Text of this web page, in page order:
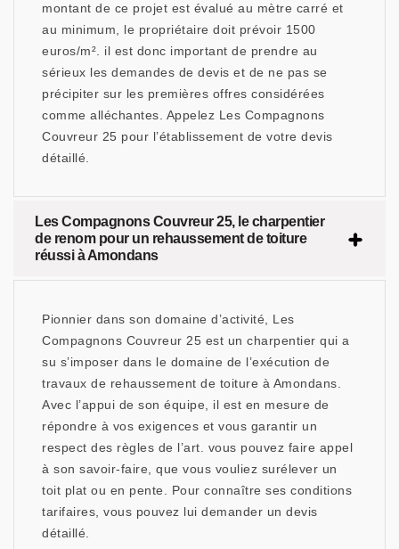
montant de ce projet est évalué au mètre carré et
au minimum, le propriétaire doit prévoir 1500
euros/m². il est donc important de prendre au
sérieux les demandes de devis et de ne pas se
précipiter sur les premières offres considérées
comme alléchantes. Appelez Les Compagnons
Couvreur 25 pour l’établissement de votre devis
détaillé.
Les Compagnons Couvreur 25, le charpentier
de renom pour un rehaussement de toiture
réussi à Amondans
Pionnier dans son domaine d’activité, Les
Compagnons Couvreur 25 est un charpentier qui a
su s’imposer dans le domaine de l’exécution de
travaux de rehaussement de toiture à Amondans.
Avec l’appui de son équipe, il est en mesure de
répondre à vos exigences et vous garantir un
respect des règles de l’art. vous pouvez faire appel
à son savoir-faire, que vous vouliez surélever un
toit plat ou en pente. Pour connaître ses conditions
tarifaires, vous pouvez lui demander un devis
détaillé.